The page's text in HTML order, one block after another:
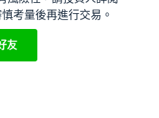
考量後再進行交易。